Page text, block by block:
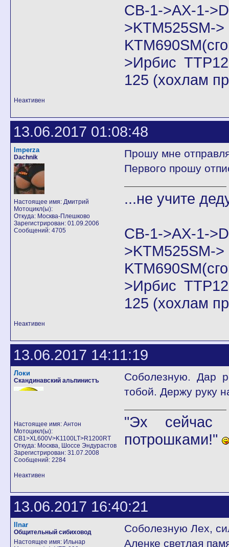
CB-1->AX-
>KTM525SM->
>Ирбис
125 (хохлам
Неактивен
13.06.2017 01:08:48
Imperza
Dachnik
Настоящее имя: Дмитрий
Мотоцикл(ы):
Откуда: Москва-Плешково
Зарегистрирован: 01.09.2006
Сообщений: 4705
Прошу мне
Первого прошу
...не учите
CB-1->AX-
>KTM525SM->
>Ирбис
125 (хохлам
Неактивен
13.06.2017 14:11:19
Локи
Скандинавский альпинистъ
Настоящее имя: Антон
Мотоцикл(ы):
CB1>XL600V>K1100LT>R1200RT
Откуда: Москва, Шоссе Эндурастов
Зарегистрирован: 31.07.2008
Сообщений: 2284
Соболезную. Дар
тобой. Держу руку
"Эх сейчас
потрошками!"
Неактивен
13.06.2017 16:40:21
Ilnar
Общительный сибиховод
Настоящее имя: Ильнар
Соболезную Лех,
Аленке светлая